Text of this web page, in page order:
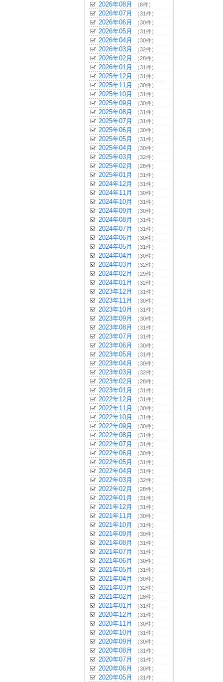
2026年08月 （8件）
2026年07月 （31件）
2026年06月 （30件）
2026年05月 （31件）
2026年04月 （30件）
2026年03月 （32件）
2026年02月 （28件）
2026年01月 （31件）
2025年12月 （31件）
2025年11月 （30件）
2025年10月 （31件）
2025年09月 （30件）
2025年08月 （31件）
2025年07月 （31件）
2025年06月 （30件）
2025年05月 （31件）
2025年04月 （30件）
2025年03月 （32件）
2025年02月 （28件）
2025年01月 （31件）
2024年12月 （31件）
2024年11月 （30件）
2024年10月 （31件）
2024年09月 （30件）
2024年08月 （31件）
2024年07月 （31件）
2024年06月 （30件）
2024年05月 （31件）
2024年04月 （30件）
2024年03月 （32件）
2024年02月 （29件）
2024年01月 （32件）
2023年12月 （31件）
2023年11月 （30件）
2023年10月 （31件）
2023年09月 （30件）
2023年08月 （31件）
2023年07月 （31件）
2023年06月 （30件）
2023年05月 （31件）
2023年04月 （30件）
2023年03月 （32件）
2023年02月 （28件）
2023年01月 （31件）
2022年12月 （31件）
2022年11月 （30件）
2022年10月 （31件）
2022年09月 （30件）
2022年08月 （31件）
2022年07月 （31件）
2022年06月 （30件）
2022年05月 （31件）
2022年04月 （31件）
2022年03月 （32件）
2022年02月 （28件）
2022年01月 （31件）
2021年12月 （31件）
2021年11月 （30件）
2021年10月 （31件）
2021年09月 （30件）
2021年08月 （31件）
2021年07月 （31件）
2021年06月 （30件）
2021年05月 （31件）
2021年04月 （30件）
2021年03月 （32件）
2021年02月 （28件）
2021年01月 （31件）
2020年12月 （31件）
2020年11月 （30件）
2020年10月 （31件）
2020年09月 （30件）
2020年08月 （31件）
2020年07月 （31件）
2020年06月 （30件）
2020年05月 （31件）